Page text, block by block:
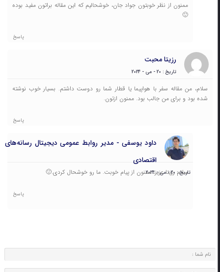
ممنون از نظر خوبتون جواد جان، خوشحالیم که این مقاله براتون مفید بوده
🙂
پاسخ
رزیتا محبت
تاریخ : 20 - می - 2024
سلام، من مقاله سفر با هواپیما یا قطار شما رو دوست داشتم. بسیار خوب نوشته
شده بود و برای من جالب بود. ممنون ازتون.
پاسخ
داود یوسفی - مدیر روابط عمومی دیجیتال رسانه‌های
اقتصادی
تاریخ : 20 - می - 2024
سلام رزیتا عزیز، ممنون از پیام خوبت. ما رو خوشحال کردی.🙂
پاسخ